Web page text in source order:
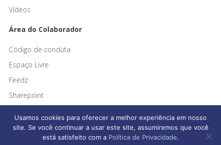
Vídeos
Área do Colaborador
Código de conduta
Espaço Livre
Feedz
Sharepoint
Usamos cookies para oferecer a melhor experiência em nosso
site. Se você continuar a usar este site, assumiremos que você
está satisfeito com a Política de Privacidade.